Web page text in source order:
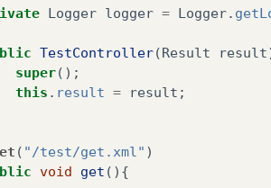
Logger logger = Logger.
TestController(Result result
super();
this . result = result ;
( "/test/get.xml" )
void get (){